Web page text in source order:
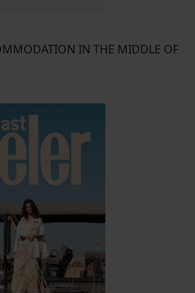
IN THE MIDDLE OF